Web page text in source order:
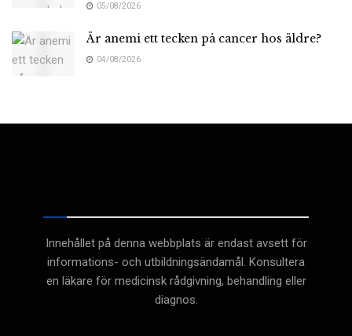
05/08/2026
Är anemi ett tecken på cancer hos äldre?
04/08/2026
Innehållet på denna webbplats är endast avsett för
informations- och utbildningsändamål. Konsultera
en läkare för medicinsk rådgivning, behandling eller
diagnos.